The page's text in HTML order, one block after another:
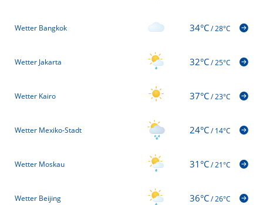
Wetter Bangkok 34°C/28°C
Wetter Jakarta 32°C/25°C
Wetter Kairo 37°C/23°C
Wetter Mexiko-Stadt 24°C/14°C
Wetter Moskau 31°C/21°C
Wetter Beijing 36°C/26°C